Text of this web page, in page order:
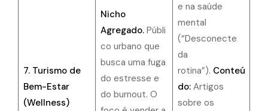
7. Turismo de
Bem-Estar
(Wellness)
Nicho
Agregado.Públi
co urbano que
busca uma fuga
do estresse e
do burnout. O
e na saúde
mental
(“Desconecte
da
rotina”). Conteú
do:Artigos
sobre os